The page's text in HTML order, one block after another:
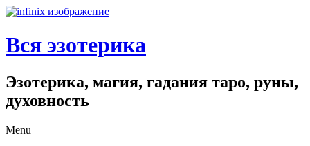
Вся эзотерика
Эзотерика, магия, гадания таро, руны,
духовность
Menu